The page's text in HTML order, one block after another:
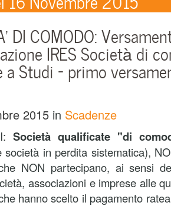
DI COMODO:
IRES Società di
a Studi – primo
2015 in Scadenze
Società qualificate "di
società in perdita sistematica),
NON partecipano, ai sensi
associazioni e imprese alle
hanno scelto il pagamento